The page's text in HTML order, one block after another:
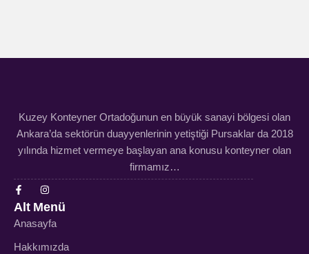
Kuzey Konteyner Ortadoğunun en büyük sanayi bölgesi olan
Ankara’da sektörün duayyenlerinin yetiştiği Pursaklar da 2018
yılında hizmet vermeye başlayan ana konusu konteyner olan
firmamız…
Alt Menü
Anasayfa
Hakkımızda